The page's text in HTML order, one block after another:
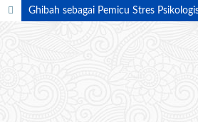
Ghibah sebagai Pemicu Stres